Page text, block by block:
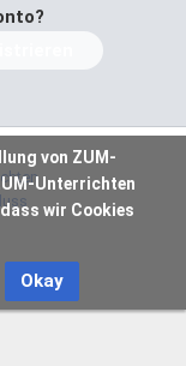
von ZUM-
Unterrichten
wir Cookies
Okay